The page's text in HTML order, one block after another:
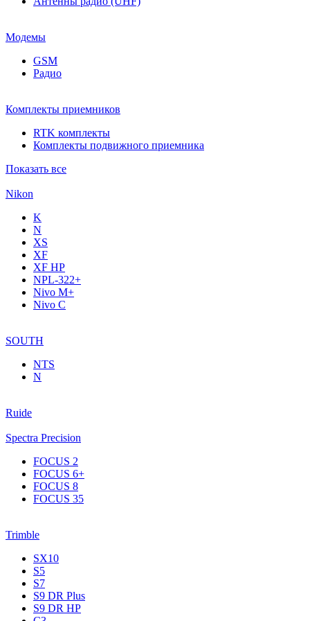
Модемы
GSM
Радио
Комплекты приемников
RTK комплекты
Комплекты подвижного приемника
Показать все
Nikon
K
N
XS
XF
XF НР
NPL-322+
Nivo M+
Nivo C
SOUTH
NTS
N
Ruide
Spectra Precision
FOCUS 2
FOCUS 6+
FOCUS 8
FOCUS 35
Trimble
SX10
S5
S7
S9 DR Plus
S9 DR HP